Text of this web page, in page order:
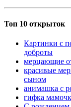
Топ 10 открыток
Картинки с
доброты
мерцающие
красивые
сыном
анимашка с
гифка